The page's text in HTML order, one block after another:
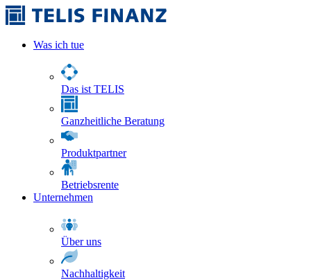
Was ich tue
Das ist TELIS
Ganzheitliche Beratung
Produktpartner
Betriebsrente
Unternehmen
Über uns
Nachhaltigkeit